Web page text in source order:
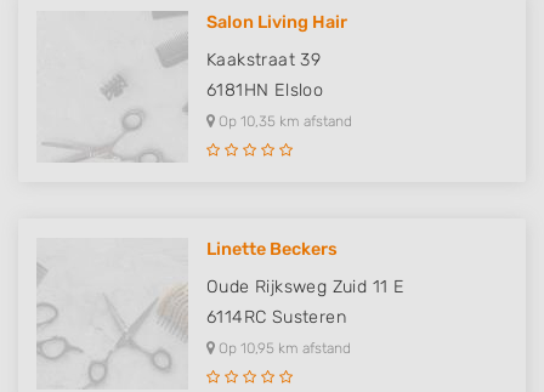
Salon Living Hair
Kaakstraat 39
6181HN Elsloo
Op 10,35 km afstand
Linette Beckers
Oude Rijksweg Zuid 11 E
6114RC Susteren
Op 10,95 km afstand